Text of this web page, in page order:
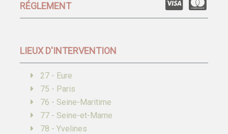
RÉGLEMENT
LIEUX D'INTERVENTION
27 - Eure
75 - Paris
76 - Seine-Maritime
77 - Seine-et-Marne
78 - Yvelines